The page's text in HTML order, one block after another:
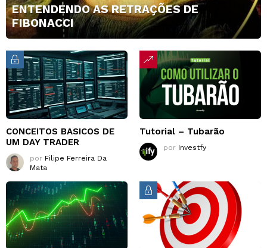
ENTENDENDO AS RETRAÇÕES DE
FIBONACCI
CONCEITOS BASICOS DE
UM DAY TRADER
por Filipe Ferreira Da
Mata
Tutorial – Tubarão
por Investfy